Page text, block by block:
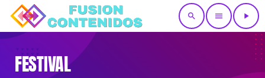
search menu play_arrow
FESTIVAL